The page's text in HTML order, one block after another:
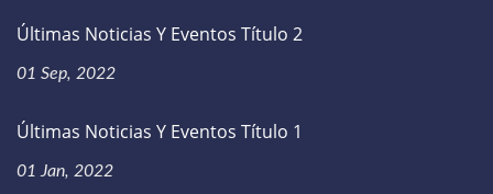
Últimas Noticias Y Eventos Título 2
01 Sep, 2022
Últimas Noticias Y Eventos Título 1
01 Jan, 2022